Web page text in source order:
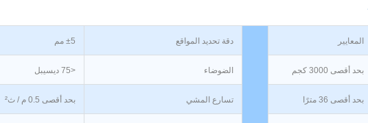
المعايير دقة تحديد المواقع ±5 مم
بحد أقصى 3000 كجم الضوضاء <75 ديسيبل
بحد أقصى 36 مترًا تسارع المشي بحد أقصى 0.5 م / ث²